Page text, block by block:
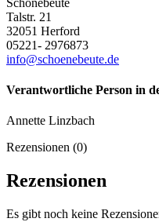
Talstr. 21
32051 Herford
05221- 2976873
info@schoenebeute.de
Verantwortliche Person in
Annette Linzbach
Rezensionen (0)
Rezensionen
Es gibt noch keine